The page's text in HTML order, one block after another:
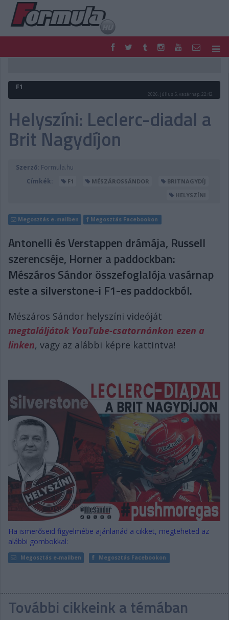
FORMULA
MOTOR
PODCAST
SHOP
LIVE
DIGITÁLIS MAGAZIN
PONTÁLLÁSOK
F1
2026. július 5. vasárnap, 22:42
Helyszíni: Leclerc-diadal a
Brit Nagydíjon
Szerző: Formula.hu
Címkék:
F1 MÉSZÁROSSÁNDOR
BRITNAGYDÍJ
HELYSZÍNI
Megosztás e-mailben Megosztás Facebookon
Antonelli és Verstappen drámája, Russell
szerencséje, Horner a paddockban:
Mészáros Sándor összefoglalója vasárnap
este a silverstone-i F1-es paddockból.
Mészáros Sándor helyszíni videóját
megtaláljátok YouTube-csatornánkon ezen a
linken, vagy az alábbi képre kattintva!
Ha ismerőseid figyelmébe ajánlanád a cikket, megteheted az
alábbi gombokkal:
Megosztás e-mailben Megosztás Facebookon
További cikkeink a témában